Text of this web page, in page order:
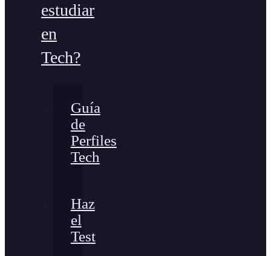
estudiar
en
Tech?
Guía
de
Perfiles
Tech
Haz
el
Test